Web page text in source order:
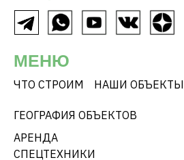
АРЕНДА
СПЕЦТЕХНИКИ
ГЕОГРАФИЯ ОБЪЕКТОВ
НАШИ ОБЪЕКТЫ
ЧТО СТРОИМ
МЕНЮ